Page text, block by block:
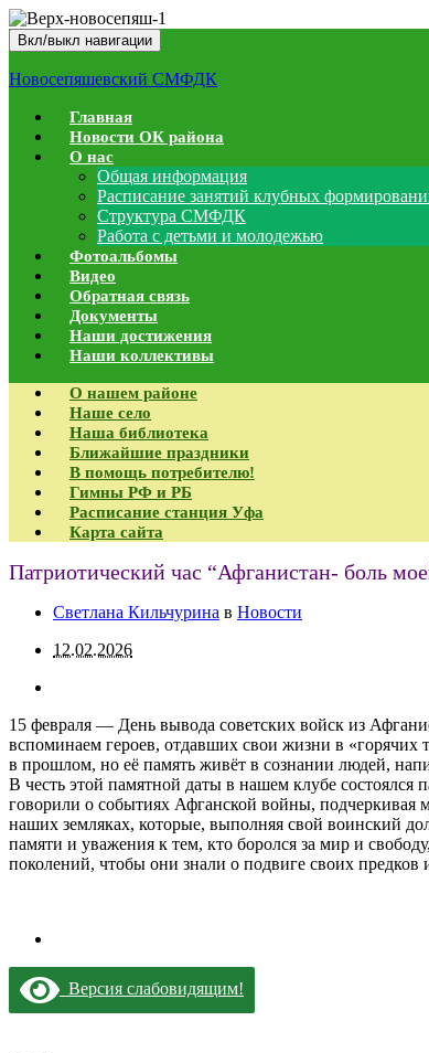
Вкл/выкл навигации
Новосепяшевский СМФДК
Главная
Новости ОК района
О нас
Общая информация
Расписание занятий клубных
Структура СМФДК
Работа с детьми и молодежью
Фотоальбомы
Видео
Обратная связь
Документы
Наши достижения
Наши коллективы
О нашем районе
Наше село
Наша библиотека
Ближайшие праздники
В помощь потребителю!
Гимны РФ и РБ
Расписание станция Уфа
Карта сайта
Патриотический час “Афганистан- боль
Светлана Кильчурина в Новости
12.02.2026
15 февраля — День вывода советских войск из
вспоминаем героев, отдавших свои жизни в «горячих
в прошлом, но её память живёт в сознании людей,
В честь этой памятной даты в нашем клубе
говорили о событиях Афганской войны, подчеркивая
наших земляках, которые, выполняя свой воинский
памяти и уважения к тем, кто боролся за мир и
поколений, чтобы они знали о подвиге своих предков
Версия слабовидящим!